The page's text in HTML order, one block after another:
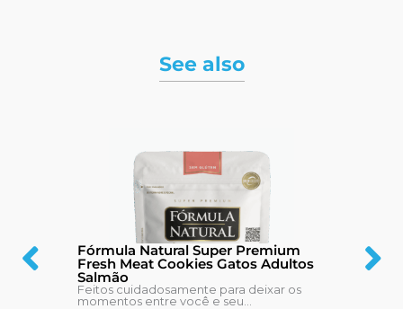
See also
Fórmula Natural Super Premium
Fresh Meat Cookies Gatos Adultos
Salmão
Feitos cuidadosamente para deixar os
momentos entre você e seu...